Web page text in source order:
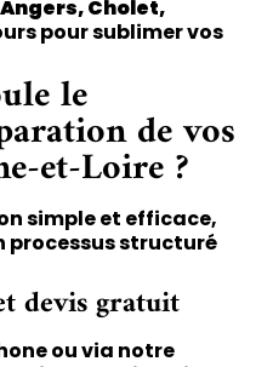
Angers, Cholet,
pour sublimer vos
le
de vos
et-Loire ?
simple et efficace,
processus structuré
devis gratuit
ou via notre